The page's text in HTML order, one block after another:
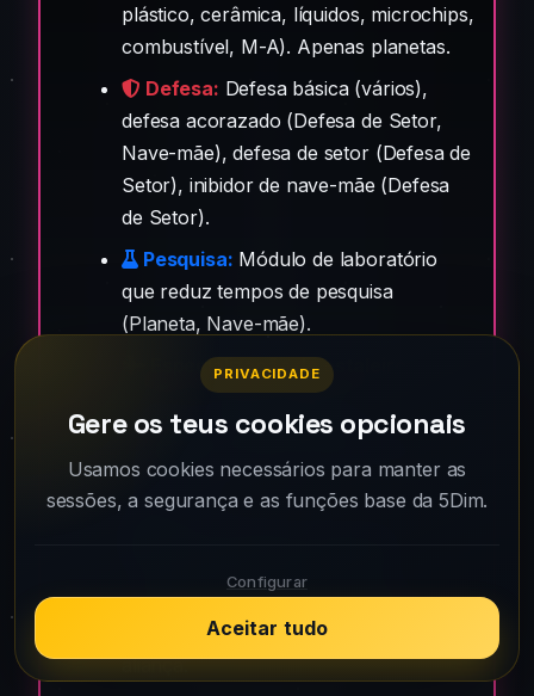
plástico, cerâmica, líquidos, microchips,
combustível, M-A). Apenas planetas.
Defesa: Defesa básica (vários),
defesa acorazado (Defesa de Setor,
Nave-mãe), defesa de setor (Defesa de
Setor), inibidor de nave-mãe (Defesa
de Setor).
Pesquisa: Módulo de laboratório
que reduz tempos de pesquisa
(Planeta, Nave-mãe).
Especialização de estaleiro:
Caças, corvetas, destróieres,
couraçados e titãs. Reduz custo e
tempo de produção (Planeta, Dyson,
Nave-mãe).
mineração, ataque, defesa, carga e
velocidades de naves. Beneficia toda a
aliança.
PRIVACIDADE
Gere os teus cookies opcionais
Usamos cookies necessários para manter as
sessões, a segurança e as funções base da 5Dim.
Configurar
Aceitar tudo